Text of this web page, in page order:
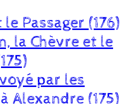
Passager (176)
la Chèvre et le
par les
Alexandre (175)